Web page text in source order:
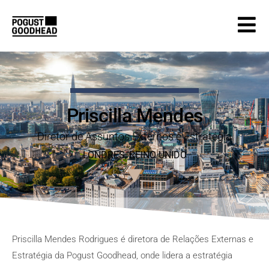
Priscilla Mendes
Diretor de Assuntos Externos e Estratégia
LONDRES, REINOUNIDO
Priscilla Mendes Rodrigues é diretora de Relações Externas e
Estratégia da Pogust Goodhead, onde lidera a estratégia